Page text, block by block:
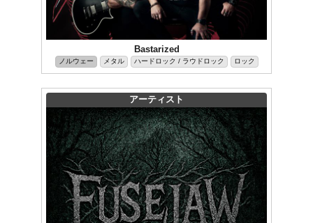
Bastarized
ノルウェー メタル ハードロック / ラウドロック ロック
アーティスト